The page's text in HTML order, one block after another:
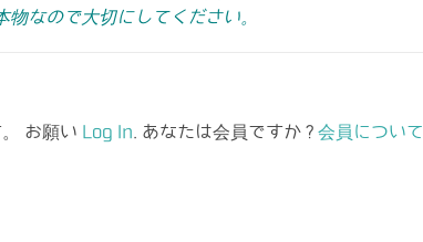
なので大切にしてください。
お願い Log In . あなたは会員ですか ? 会員について